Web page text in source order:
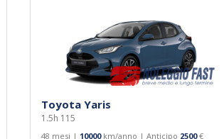
Toyota Yaris
1.5h 115
48 mesi | 10000km/anno | Anticipo 2500€